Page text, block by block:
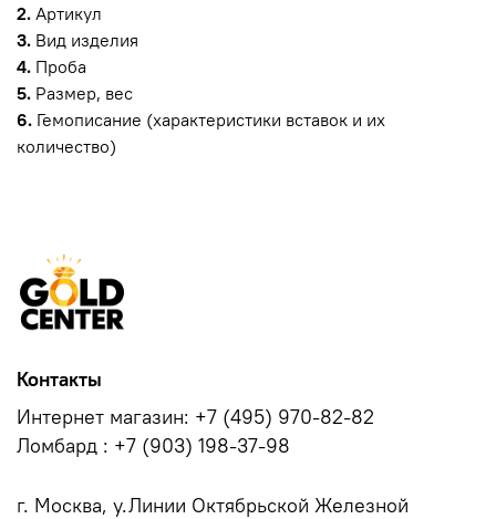
2. Артикул
3. Вид изделия
4. Проба
5. Размер, вес
6. Гемописание (характеристики вставок и их
количество)
Контакты
Интернет магазин: +7 (495) 970-82-82
Ломбард : +7 (903) 198-37-98
г. Москва, у.Линии Октябрьской Железной